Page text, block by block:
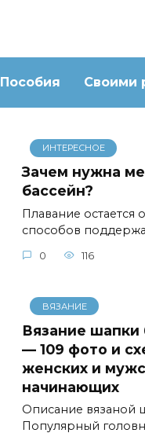
Пособия Своими
ИНТЕРЕСНОЕ
Зачем нужна
бассейн?
Плавание остается
способов
0 116
ВЯЗАНИЕ
Вязание шапки
— 109 фото и
женских и
начинающих
Описание вязаной
Популярный